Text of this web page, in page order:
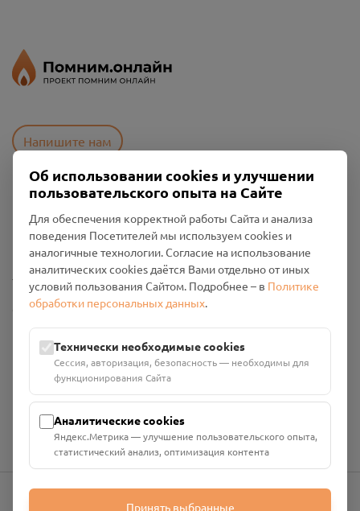
Напишите нам
Политика конфиденциальности
Промо-материалы
Настройки cookies
Общество с ограниченной ответственностью «Смоленский
Проект Помним»
ИНН: 6700029207 ОГРН: 1256700001986
Юридический адрес: 216790, Смоленская область, р-н
Руднянский, г. Рудня, улица Западная, д. 26А, пом. 18
Номер счёта: 40702810901130004287 в АО "АЛЬФА-БАНК"
Об использовании cookies и улучшении
пользовательского опыта на Сайте
Для обеспечения корректной работы Сайта и анализа
поведения Посетителей мы используем cookies и
аналогичные технологии. Согласие на использование
аналитических cookies даётся Вами отдельно от иных
условий пользования Сайтом. Подробнее – в Политике
обработки персональных данных.
Технически необходимые cookies
Сессия, авторизация, безопасность — необходимы для
функционирования Сайта
Аналитические cookies
Яндекс.Метрика — улучшение пользовательского опыта,
статистический анализ, оптимизация контента
Принять выбранные